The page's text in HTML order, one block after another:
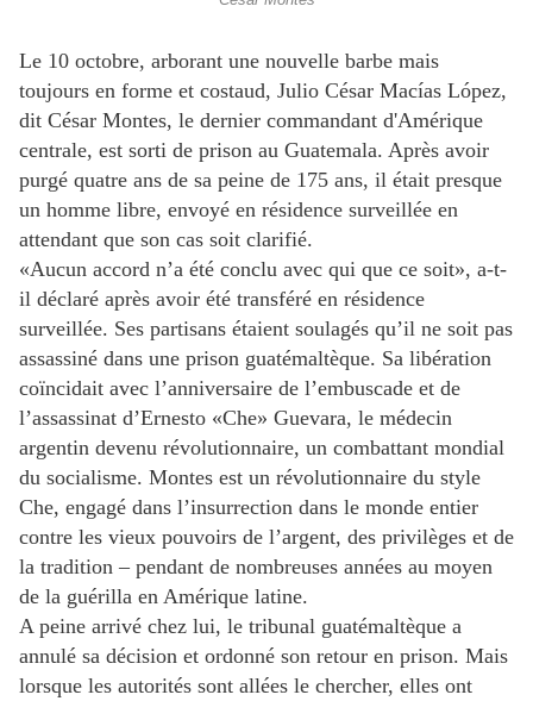
Le 10 octobre, arborant une nouvelle barbe mais
toujours en forme et costaud, Julio César Macías López,
dit César Montes, le dernier commandant d'Amérique
centrale, est sorti de prison au Guatemala. Après avoir
purgé quatre ans de sa peine de 175 ans, il était presque
un homme libre, envoyé en résidence surveillée en
attendant que son cas soit clarifié.
«Aucun accord n’a été conclu avec qui que ce soit», a-t-
il déclaré après avoir été transféré en résidence
surveillée. Ses partisans étaient soulagés qu’il ne soit pas
assassiné dans une prison guatémaltèque. Sa libération
coïncidait avec l’anniversaire de l’embuscade et de
l’assassinat d’Ernesto «Che» Guevara, le médecin
argentin devenu révolutionnaire, un combattant mondial
du socialisme. Montes est un révolutionnaire du style
Che, engagé dans l’insurrection dans le monde entier
contre les vieux pouvoirs de l’argent, des privilèges et de
la tradition – pendant de nombreuses années au moyen
de la guérilla en Amérique latine.
A peine arrivé chez lui, le tribunal guatémaltèque a
annulé sa décision et ordonné son retour en prison. Mais
lorsque les autorités sont allées le chercher, elles ont